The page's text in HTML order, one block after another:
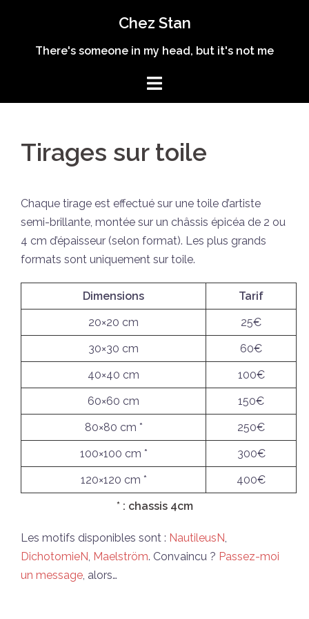
contenu
Chez Stan
There's someone in my head, but it's not me
Tirages sur toile
Chaque tirage est effectué sur une toile d’artiste
semi-brillante, montée sur un châssis épicéa de 2 ou
4 cm d’épaisseur (selon format). Les plus grands
formats sont uniquement sur toile.
Dimensions
Tarif
20×20 cm
25€
30×30 cm
60€
40×40 cm
100€
60×60 cm
150€
80×80 cm *
250€
100×100 cm *
300€
120×120 cm *
400€
* : chassis 4cm
Les motifs disponibles sont : NautileusN,
DichotomieN, Maelström. Convaincu ? Passez-moi
un message, alors…